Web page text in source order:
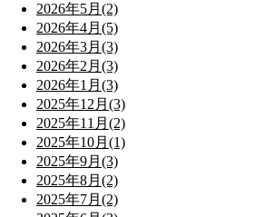
2026年5月(2)
2026年4月(5)
2026年3月(3)
2026年2月(3)
2026年1月(3)
2025年12月(3)
2025年11月(2)
2025年10月(1)
2025年9月(3)
2025年8月(2)
2025年7月(2)